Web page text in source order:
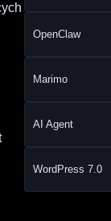
OpenClaw
Marimo
AI Agent
WordPress 7.0